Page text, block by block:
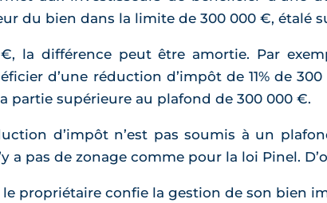
du bien dans la limite de 300 000 €, étalé
la différence peut être amortie. Par
d’une réduction d’impôt de 11% de
partie supérieure au plafond de 300 000 €.
d’impôt n’est pas soumis à un
a pas de zonage comme pour la loi Pinel.
le propriétaire confie la gestion de son bien